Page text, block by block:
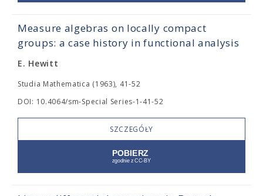
Measure algebras on locally compact
groups: a case history in functional analysis
E. Hewitt
Studia Mathematica (1963), 41-52
DOI: 10.4064/sm-Special Series-1-41-52
SZCZEGÓŁY